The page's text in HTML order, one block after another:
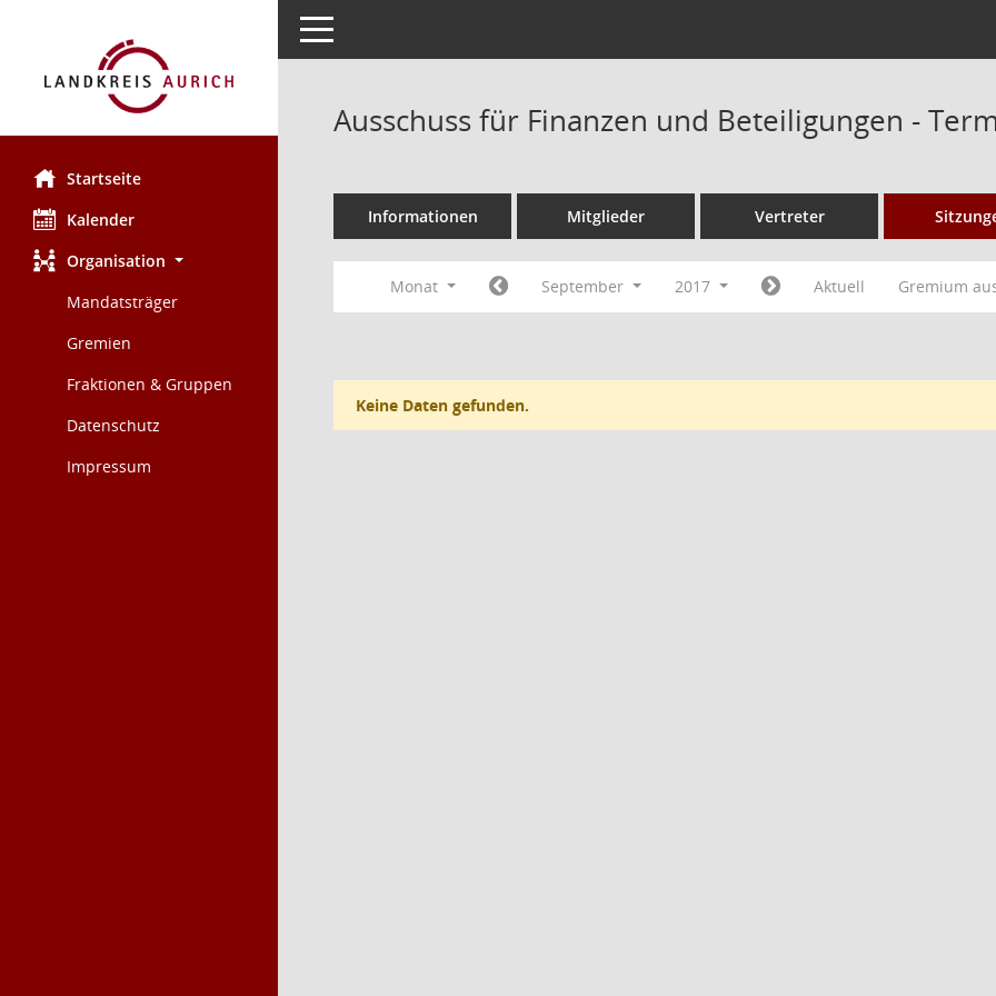
Startseite
Kalender
Organisation
Mandatsträger
Gremien
Fraktionen & Gruppen
Datenschutz
Impressum
Toggle navigation
Ausschuss für Finanzen und Beteiligungen -
Informationen Mitglieder Vertreter
Monat September 2017 Aktuell Gremium
Keine Daten gefunden.